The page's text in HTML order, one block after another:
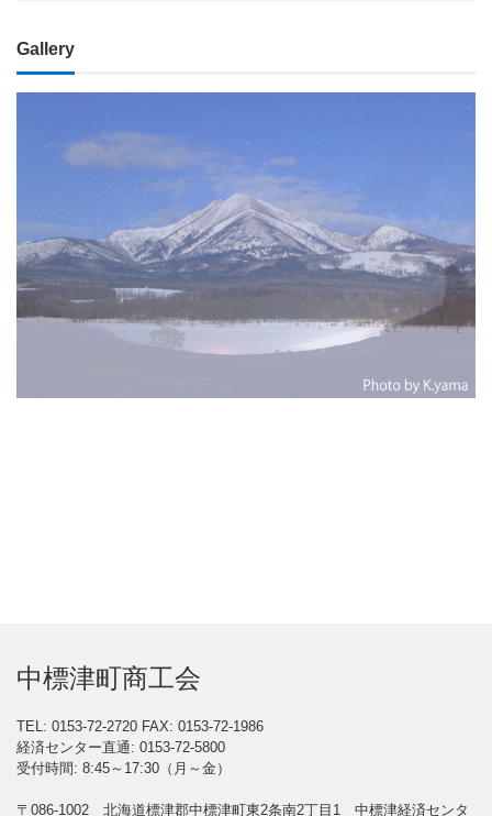
Gallery
中標津町商工会
TEL: 0153-72-2720 FAX: 0153-72-1986
経済センター直通: 0153-72-5800
受付時間: 8:45～17:30（月～金）
〒086-1002 北海道標津郡中標津町東2条南2丁目1 中標津経済センタ